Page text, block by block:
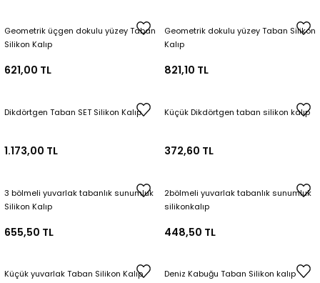
Geometrik üçgen dokulu yüzey Taban
Silikon Kalıp
621,00 TL
Geometrik dokulu yüzey Taban Silikon
Kalıp
821,10 TL
Dikdörtgen Taban SET Silikon Kalıp
1.173,00 TL
Küçük Dikdörtgen taban silikon kalıp
372,60 TL
3 bölmeli yuvarlak tabanlık sunumluk
Silikon Kalıp
655,50 TL
2bölmeli yuvarlak tabanlık sunumluk
silikonkalıp
448,50 TL
Küçük yuvarlak Taban Silikon Kalıp Deniz Kabuğu Taban Silikon kalıp